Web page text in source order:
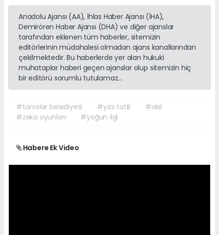
Anadolu Ajansı (AA), İhlas Haber Ajansı (İHA),
Demirören Haber Ajansı (DHA) ve diğer ajanslar
tarafından eklenen tüm haberler, sitemizin
editörlerinin müdahalesi olmadan ajans kanallarından
çekilmektedir. Bu haberlerde yer alan hukuki
muhataplar haberi geçen ajanslar olup sitemizin hiç
bir editörü sorumlu tutulamaz...
#toroslar belediyesi #yaz tatili
#akıl
#zeka oyunları
#yoğun ilgi
Habere Ek Video